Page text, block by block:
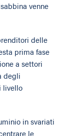
venne
delle
prima fase
a settori
degli
livello
in svariati
le